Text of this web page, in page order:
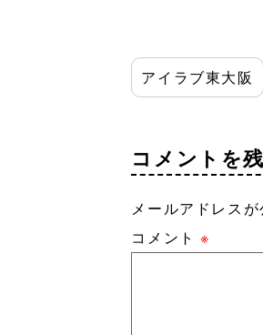
アイラブ東大阪
コメントを
メールアドレス
コメント※